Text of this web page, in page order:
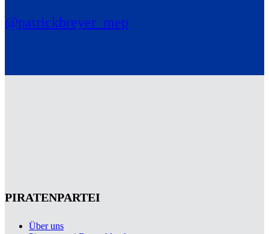
@patrickbreyer_mep
PIRATENPARTEI
Über uns